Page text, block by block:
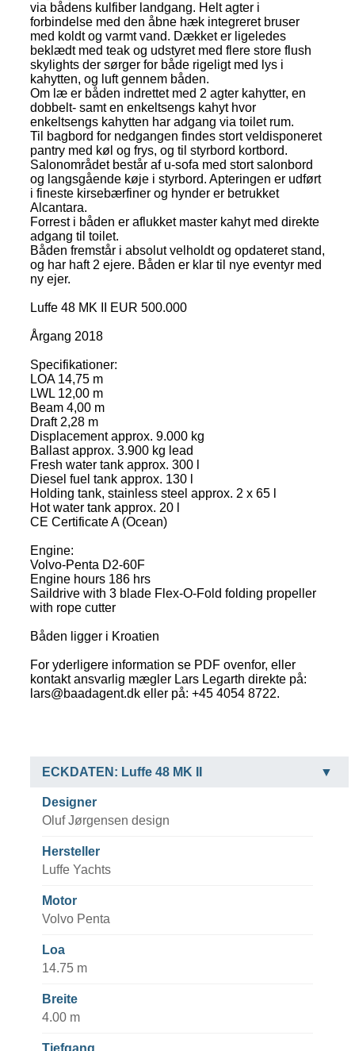
via bådens kulfiber landgang. Helt agter i
forbindelse med den åbne hæk integreret bruser
med koldt og varmt vand. Dækket er ligeledes
beklædt med teak og udstyret med flere store flush
skylights der sørger for både rigeligt med lys i
kahytten, og luft gennem båden.
Om læ er båden indrettet med 2 agter kahytter, en
dobbelt- samt en enkeltsengs kahyt hvor
enkeltsengs kahytten har adgang via toilet rum.
Til bagbord for nedgangen findes stort veldisponeret
pantry med køl og frys, og til styrbord kortbord.
Salonområdet består af u-sofa med stort salonbord
og langsgående køje i styrbord. Apteringen er udført
i fineste kirsebærfiner og hynder er betrukket
Alcantara.
Forrest i båden er aflukket master kahyt med direkte
adgang til toilet.
Båden fremstår i absolut velholdt og opdateret stand,
og har haft 2 ejere. Båden er klar til nye eventyr med
ny ejer.
Luffe 48 MK II EUR 500.000
Årgang 2018
Specifikationer:
LOA 14,75 m
LWL 12,00 m
Beam 4,00 m
Draft 2,28 m
Displacement approx. 9.000 kg
Ballast approx. 3.900 kg lead
Fresh water tank approx. 300 l
Diesel fuel tank approx. 130 l
Holding tank, stainless steel approx. 2 x 65 l
Hot water tank approx. 20 l
CE Certificate A (Ocean)
Engine:
Volvo-Penta D2-60F
Engine hours 186 hrs
Saildrive with 3 blade Flex-O-Fold folding propeller
with rope cutter
Båden ligger i Kroatien
For yderligere information se PDF ovenfor, eller
kontakt ansvarlig mægler Lars Legarth direkte på:
lars@baadagent.dk eller på: +45 4054 8722.
ECKDATEN: Luffe 48 MK II
Designer
Oluf Jørgensen design
Hersteller
Luffe Yachts
Motor
Volvo Penta
Loa
14.75 m
Breite
4.00 m